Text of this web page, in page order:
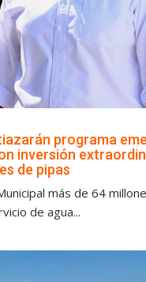
programa
inversión
de pipas
más de 64
de agua...